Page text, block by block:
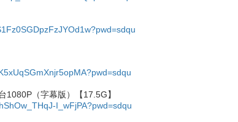
（字幕版）【17.5G】
I_wFjPA?pwd=sdqu